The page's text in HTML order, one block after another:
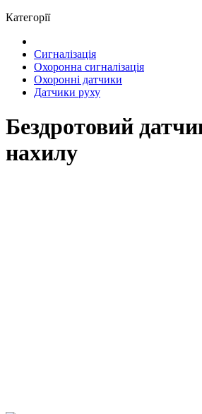
Категорії
Сигналізація
Охоронна сигналізація
Охоронні датчики
Датчики руху
Бездротовий
нахилу